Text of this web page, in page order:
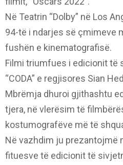
Në Teatrin “Dolby” në Los
94-të i ndarjes së çmimeve
fushën e kinematografisë.
Filmi triumfues i edicionit të
“CODA” e regjisores Sian
Mbrëmja dhuroi gjithashtu
tjera, në vlerësim të
kostumografëve më të
Në vazhdim ju prezantojmë
fituesve të edicionit të